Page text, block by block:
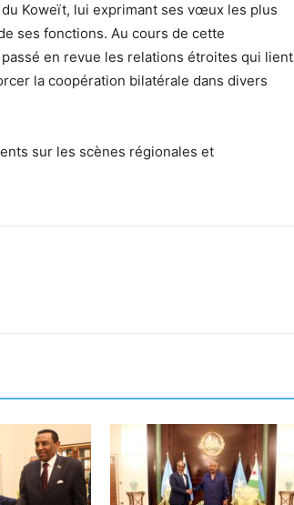
Koweït, lui exprimant ses vœux les plus
ses fonctions. Au cours de cette
en revue les relations étroites qui lient
la coopération bilatérale dans divers
sur les scènes régionales et